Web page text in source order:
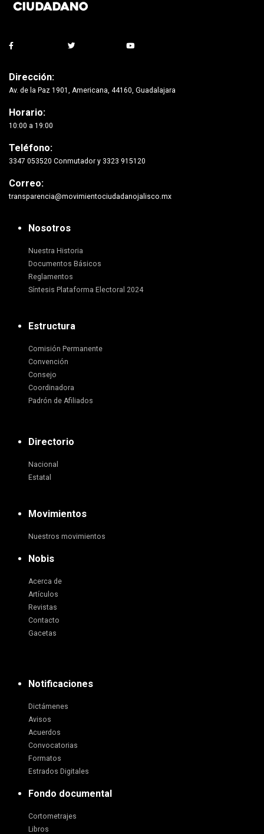
Dirección:
Av. de la Paz 1901, Americana, 44160, Guadalajara
Horario:
10:00 a 19:00
Teléfono:
3347 053520 Conmutador y 3323 915120
Correo:
transparencia@movimientociudadanojalisco.mx
Nosotros
Nuestra Historia
Documentos Básicos
Reglamentos
Síntesis Plataforma Electoral 2024
Estructura
Comisión Permanente
Convención
Consejo
Coordinadora
Padrón de Afiliados
Directorio
Nacional
Estatal
Movimientos
Nuestros movimientos
Nobis
Acerca de
Artículos
Revistas
Contacto
Gacetas
Notificaciones
Dictámenes
Avisos
Acuerdos
Convocatorias
Formatos
Estrados Digitales
Fondo documental
Cortometrajes
Libros